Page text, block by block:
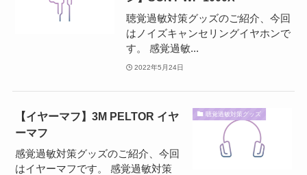
聴覚過敏対策グッズのご紹介、今回
はノイズキャンセリングイヤホンで
す。 感覚過敏...
2022年5月24日
聴覚過敏対策グッズ
【イヤーマフ】3M PELTOR イヤ
ーマフ
感覚過敏対策グッズのご紹介、今回
はイヤーマフです。 感覚過敏対策